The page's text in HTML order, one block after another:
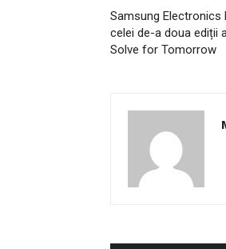
Samsung Electronics
celei de-a doua ediții
Solve for Tomorrow